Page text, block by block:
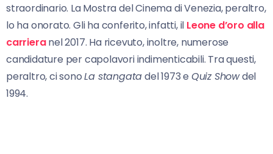
straordinario. La Mostra del Cinema di Venezia, peraltro,
lo ha onorato. Gli ha conferito, infatti, il Leone d’oro alla
carrieranel 2017. Ha ricevuto, inoltre, numerose
candidature per capolavori indimenticabili. Tra questi,
peraltro, ci sonoLa stangatadel 1973 e Quiz Showdel
1994.